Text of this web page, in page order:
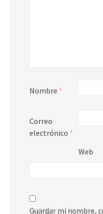
Nombre *
Correo
electrónico *
Web
Guardar mi nombre,